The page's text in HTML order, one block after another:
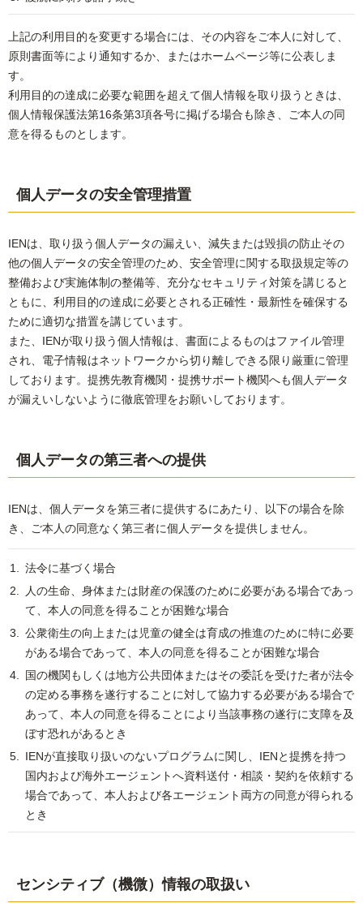
上記の利用目的を変更する場合には、その内容をご本人に対して、
原則書面等により通知するか、またはホームページ等に公表しま
す。
利用目的の達成に必要な範囲を超えて個人情報を取り扱うときは、
個人情報保護法第16条第3項各号に掲げる場合も除き、ご本人の同
意を得るものとします。
個人データの安全管理措置
IENは、取り扱う個人データの漏えい、減失または毀損の防止その
他の個人データの安全管理のため、安全管理に関する取扱規定等の
整備および実施体制の整備等、充分なセキュリティ対策を講じると
ともに、利用目的の達成に必要とされる正確性・最新性を確保する
ために適切な措置を講じています。
また、IENが取り扱う個人情報は、書面によるものはファイル管理
され、電子情報はネットワークから切り離しできる限り厳重に管理
しております。提携先教育機関・提携サポート機関へも個人データ
が漏えいしないように徹底管理をお願いしております。
個人データの第三者への提供
IENは、個人データを第三者に提供するにあたり、以下の場合を除
き、ご本人の同意なく第三者に個人データを提供しません。
法令に基づく場合
人の生命、身体または財産の保護のために必要がある場合であっ
て、本人の同意を得ることが困難な場合
公衆衛生の向上または児童の健全は育成の推進のために特に必要
がある場合であって、本人の同意を得ることが困難な場合
国の機関もしくは地方公共団体またはその委託を受けた者が法令
の定める事務を遂行することに対して協力する必要がある場合で
あって、本人の同意を得ることにより当該事務の遂行に支障を及
ぼす恐れがあるとき
IENが直接取り扱いのないプログラムに関し、IENと提携を持つ
国内および海外エージェントへ資料送付・相談・契約を依頼する
場合であって、本人および各エージェント両方の同意が得られる
とき
センシティブ（機微）情報の取扱い